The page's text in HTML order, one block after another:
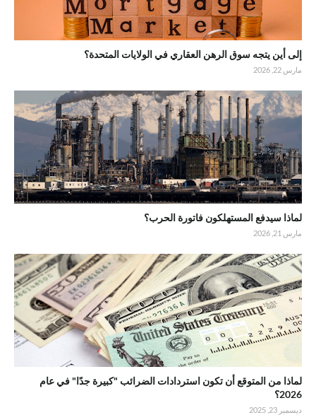
إلى أين يتجه سوق الرهن العقاري في الولايات المتحدة؟
مارس 22, 2026
لماذا سيدفع المستهلكون فاتورة الحرب؟
مارس 21, 2026
لماذا من المتوقع أن تكون استردادات الضرائب "كبيرة جدًا" في عام
2026؟
ديسمبر 23, 2025